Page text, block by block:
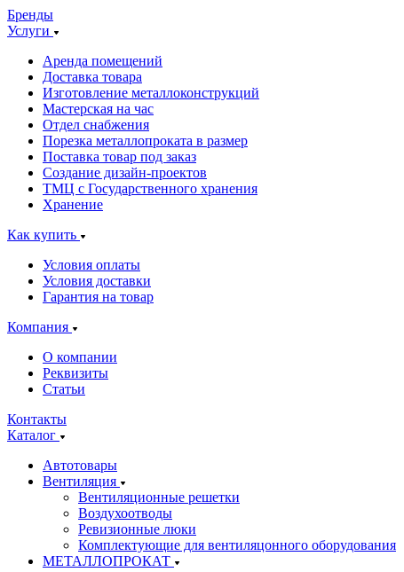
Бренды
Услуги
Аренда помещений
Доставка товара
Изготовление металлоконструкций
Мастерская на час
Отдел снабжения
Порезка металлопроката в размер
Поставка товар под заказ
Создание дизайн-проектов
ТМЦ с Государственного хранения
Хранение
Как купить
Условия оплаты
Условия доставки
Гарантия на товар
Компания
О компании
Реквизиты
Статьи
Контакты
Каталог
Автотовары
Вентиляция
Вентиляционные решетки
Воздухоотводы
Ревизионные люки
Комплектующие для вентиляцонного оборудования
МЕТАЛЛОПРОКАТ